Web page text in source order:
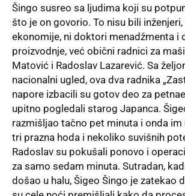
Šingo susreo sa ljudima koji su
što je on govorio. To nisu bili
ekonomije, ni doktori menadžmenta i
proizvodnje, već obični radnici za
Matović i Radoslav Lazarević. Sa
nacionalni ugled, ova dva radnika
napore izbacili su gotov deo za
upitno pogledali starog Japanca.
razmišljao tačno pet minuta i onda im
tri prazna hoda i nekoliko suvišnih
Radoslav su pokušali ponovo i
za samo sedam minuta. Sutradan,
došao u halu, Šigeo Šingo je zatekao